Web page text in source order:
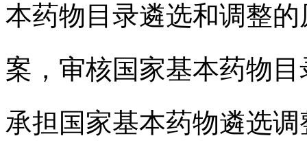
本药物目录遴选和调整
案，审核国家基本药物
承担国家基本药物遴选